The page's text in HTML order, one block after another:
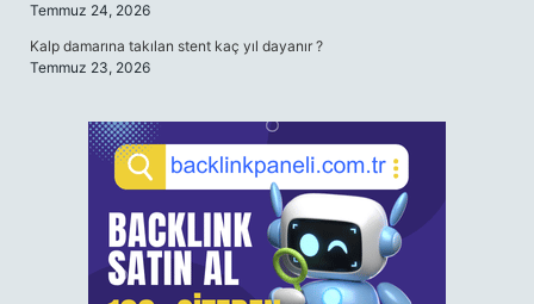
Temmuz 24, 2026
Kalp damarına takılan stent kaç yıl dayanır ?
Temmuz 23, 2026